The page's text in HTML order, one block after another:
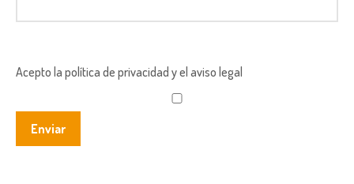
Acepto la política de privacidad y el aviso legal